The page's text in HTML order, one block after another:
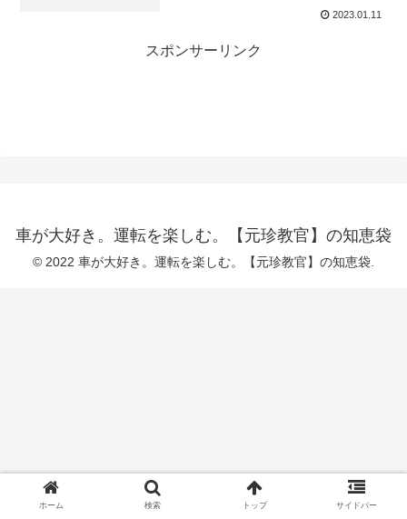
2023.01.11
スポンサーリンク
車が大好き。運転を楽しむ。【元珍教官】の知恵袋
© 2022 車が大好き。運転を楽しむ。【元珍教官】の知恵袋.
ホーム 検索 トップ サイドバー